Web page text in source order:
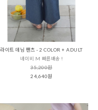
라이트 데님 팬츠 - 2 COLOR + ADULT
네이비 M 빠른배송 !
35,200원
24,640원